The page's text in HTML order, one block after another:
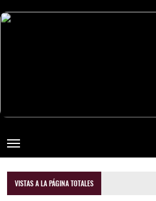
VISTAS A LA PÁGINA TOTALES